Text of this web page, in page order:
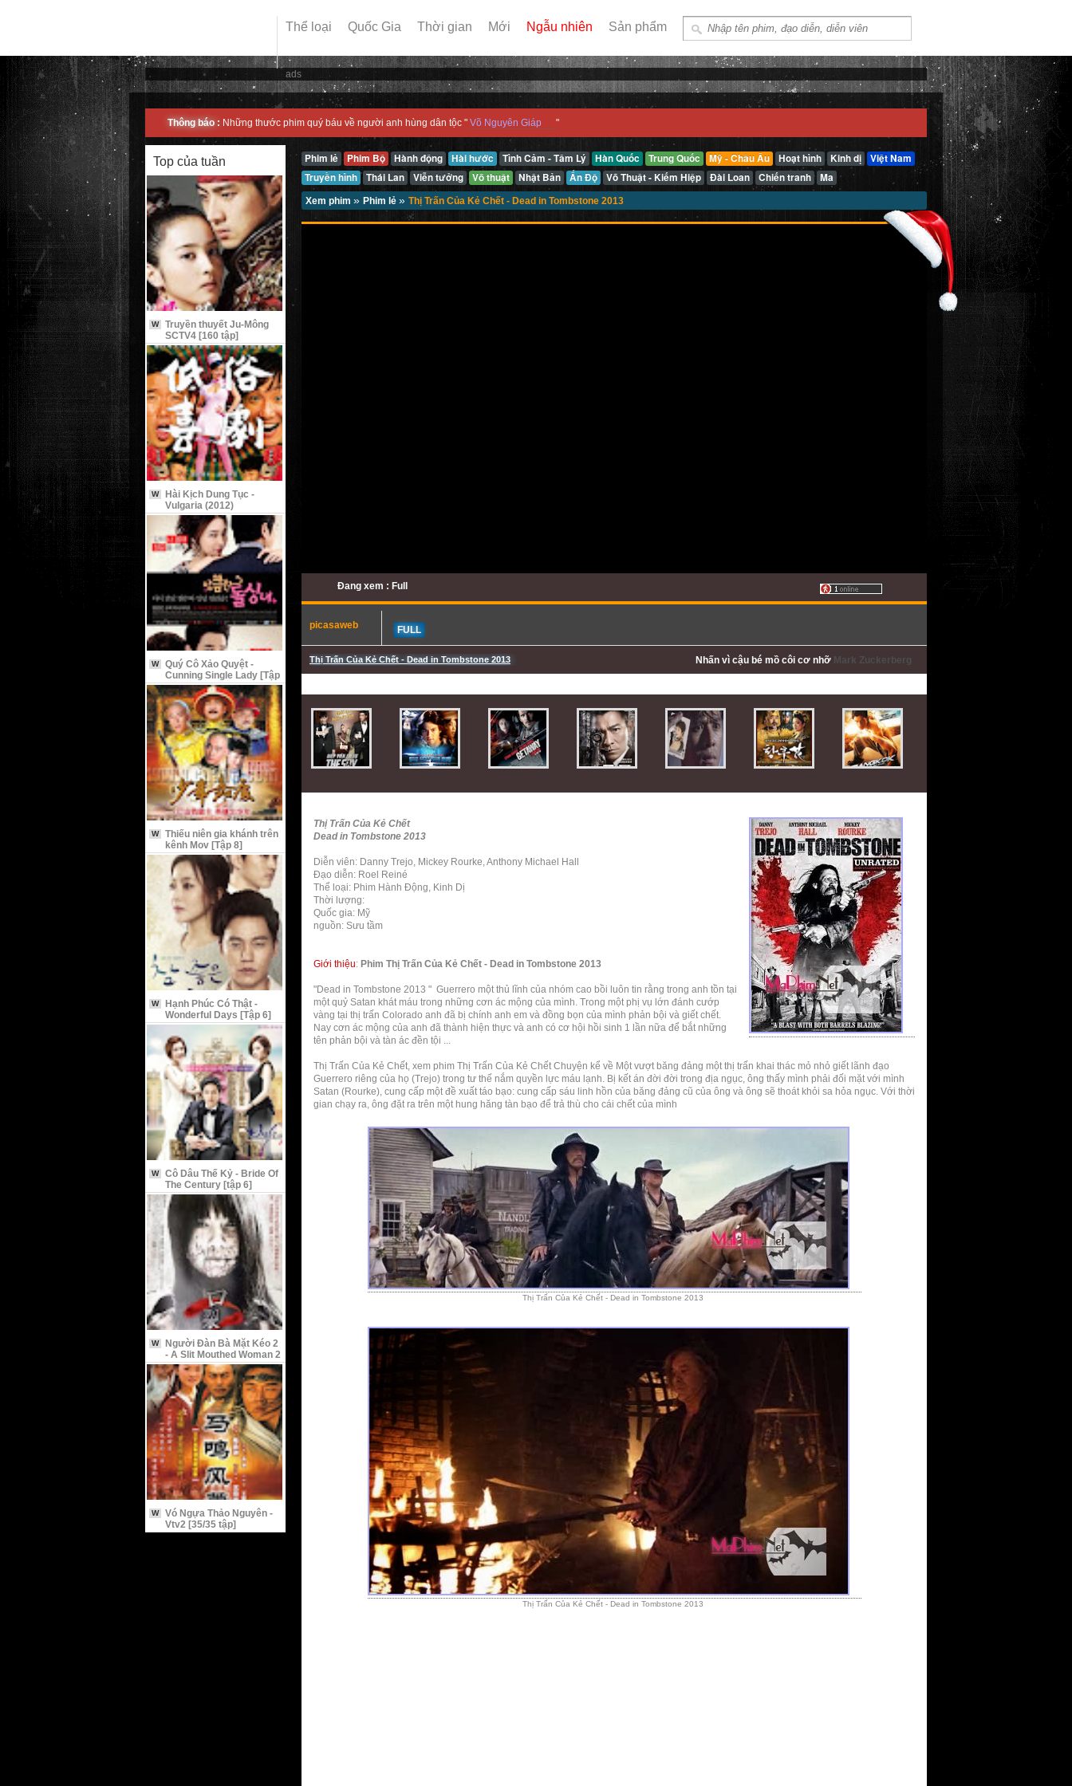
Thể loại Quốc Gia Thời gian Mới Ngẫu nhiên Sản phẩm
ads
Thông báo : Những thước phim quý báu về người anh hùng dân tộc " Võ Nguyên Giáp "
Top của tuần
W
Truyền thuyết Ju-Mông
SCTV4 [160 tập]
W
Hài Kịch Dung Tục -
Vulgaria (2012)
W
Quý Cô Xảo Quyệt -
Cunning Single Lady [Tập
9 Vietsub]
W
Thiếu niên gia khánh trên
kênh Mov [Tập 8]
W
Hạnh Phúc Có Thật -
Wonderful Days [Tập 6]
W
Cô Dâu Thế Kỷ - Bride Of
The Century [tập 6]
W
Người Đàn Bà Mặt Kéo 2
- A Slit Mouthed Woman 2
W
Vó Ngựa Thảo Nguyên -
Vtv2 [35/35 tập]
Phim lẻ Phim Bộ Hành động Hài hước Tình Cảm - Tâm Lý Hàn Quốc Trung Quốc Mỹ - Châu Âu Hoạt hình Kinh dị
Việt Nam
Truyền hình
Thái Lan Viễn tưởng Võ thuật Nhật Bản Ấn Độ Võ Thuật - Kiếm Hiệp Đài Loan Chiến tranh Ma
Xem phim » Phim lẻ » Thị Trấn Của Kẻ Chết - Dead in Tombstone 2013
Đang xem : Full
picasaweb FULL
Thị Trấn Của Kẻ Chết - Dead in Tombstone 2013 Nhấn vì cậu bé mồ côi cơ nhỡ Mark Zuckerberg
Thị Trấn Của Kẻ Chết
Dead in Tombstone 2013
Diễn viên: Danny Trejo, Mickey Rourke, Anthony Michael Hall
Đạo diễn: Roel Reiné
Thể loại: Phim Hành Động, Kinh Dị
Thời lượng:
Quốc gia: Mỹ
nguồn: Sưu tầm
Giới thiệu: Phim Thị Trấn Của Kẻ Chết - Dead in Tombstone 2013
"Dead in Tombstone 2013 " Guerrero một thủ lĩnh của nhóm cao bồi luôn tin rằng trong anh tồn tại
một quỷ Satan khát máu trong những cơn ác mộng của mình. Trong một phị vụ lớn đánh cướp
vàng tại thị trấn Colorado anh đã bị chính anh em và đồng bọn của mình phản bội và giết chết.
Nay cơn ác mộng của anh đã thành hiện thực và anh có cơ hội hồi sinh 1 lần nữa để bắt những
tên phản bội và tàn ác đền tội ...
Thị Trấn Của Kẻ Chết, xem phim Thị Trấn Của Kẻ Chết Chuyện kể về Một vượt băng đảng một thị trấn khai thác mỏ nhỏ giết lãnh đạo
Guerrero riêng của họ (Trejo) trong tư thế nắm quyền lực máu lạnh. Bị kết án đời đời trong địa ngục, ông thấy mình phải đối mặt với mình
Satan (Rourke), cung cấp một đề xuất táo bạo: cung cấp sáu linh hồn của băng đảng cũ của ông và ông sẽ thoát khỏi sa hỏa ngục. Với thời
gian chạy ra, ông đặt ra trên một hung hăng tàn bạo để trả thù cho cái chết của mình
Thị Trấn Của Kẻ Chết - Dead in Tombstone 2013
Thị Trấn Của Kẻ Chết - Dead in Tombstone 2013